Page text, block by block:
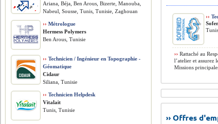
››
›› Rattaché au
l’atelier et assurez
Missions
›› Offres
Ariana, Béja, Ben Arous, Bizerte, Manouba,
Nabeul, Sousse, Tunis, Tunisie, Zaghouan
›› Métrologue
Hermess Polymers
Ben Arous, Tunisie
›› Technicien / Ingénieur en Topographie -
Géomatique
Cidaur
Siliana, Tunisie
›› Technicien Helpdesk
Vitalait
Tunis, Tunisie